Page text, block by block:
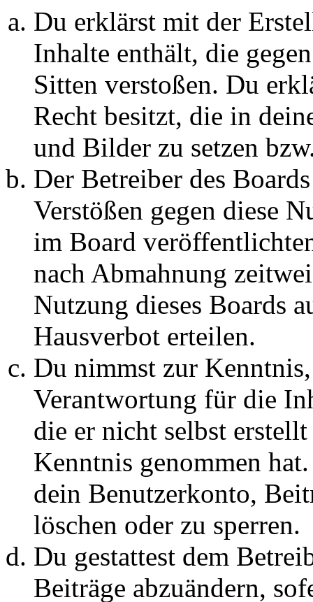
Du erklärst mit der
Inhalte enthält, die
Sitten verstoßen. Du
Recht besitzt, die in
und Bilder zu setzen
Der Betreiber des
Verstößen gegen diese
im Board
nach Abmahnung
Nutzung dieses Boards
Hausverbot erteilen.
Du nimmst zur
Verantwortung für die
die er nicht selbst
Kenntnis genommen
dein Benutzerkonto,
löschen oder zu sperren.
Du gestattest dem
Beiträge abzuändern,